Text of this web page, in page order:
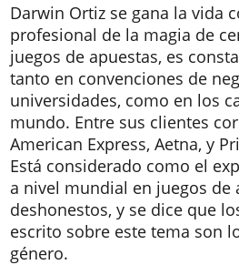
Darwin Ortiz se gana la vida
profesional de la magia de
juegos de apuestas, es
tanto en convenciones de
universidades, como en los
mundo. Entre sus clientes
American Express, Aetna, y
Está considerado como el
a nivel mundial en juegos de
deshonestos, y se dice que
escrito sobre este tema son
género.